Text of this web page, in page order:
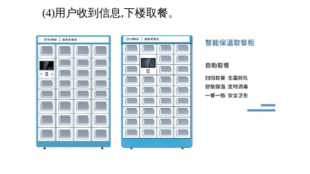
(4)用户收到信息,下楼取餐。